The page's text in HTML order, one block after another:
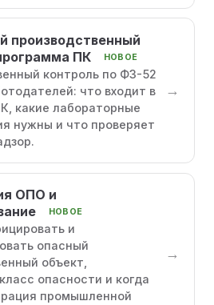
производственный
ПК
НОВОЕ
контроль по ФЗ-52
что входит в
какие лабораторные
нужны и что проверяет
→
ОПО и
НОВОЕ
и
опасный
объект,
опасности и когда
промышленной
→